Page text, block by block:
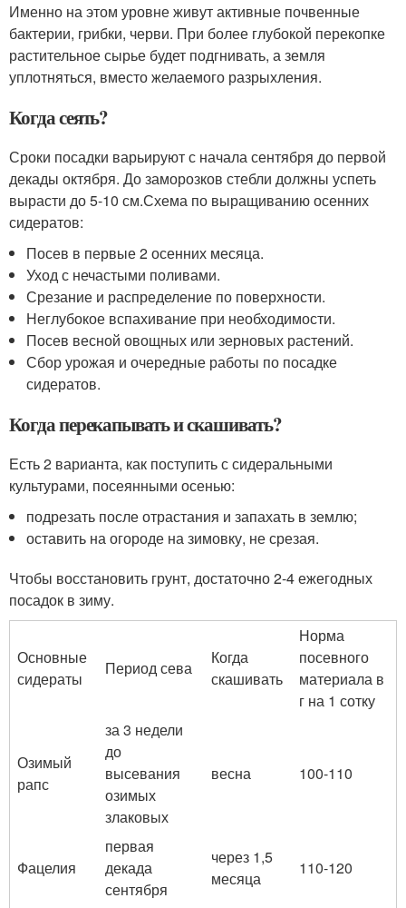
Именно на этом уровне живут активные почвенные
бактерии, грибки, черви. При более глубокой перекопке
растительное сырье будет подгнивать, а земля
уплотняться, вместо желаемого разрыхления.
Когда сеять?
Сроки посадки варьируют с начала сентября до первой
декады октября. До заморозков стебли должны успеть
вырасти до 5-10 см.Схема по выращиванию осенних
сидератов:
Посев в первые 2 осенних месяца.
Уход с нечастыми поливами.
Срезание и распределение по поверхности.
Неглубокое вспахивание при необходимости.
Посев весной овощных или зерновых растений.
Сбор урожая и очередные работы по посадке
сидератов.
Когда перекапывать и скашивать?
Есть 2 варианта, как поступить с сидеральными
культурами, посеянными осенью:
подрезать после отрастания и запахать в землю;
оставить на огороде на зимовку, не срезая.
Чтобы восстановить грунт, достаточно 2-4 ежегодных
посадок в зиму.
Основные
сидераты
Период сева
Когда
скашивать
Норма
посевного
материала в
г на 1 сотку
Озимый
рапс
за 3 недели
до
высевания
озимых
злаковых
весна 100-110
Фацелия
первая
декада
сентября
через 1,5
месяца
110-120